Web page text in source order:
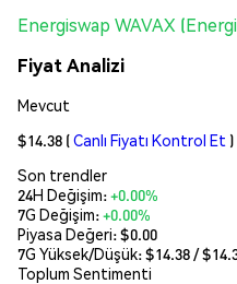
Energiswap WAVAX
Fiyat Analizi
Mevcut
$14.38 (Canlı Fiyatı Kontrol Et )
Son trendler
24H Değişim:+0.00%
7G Değişim:+0.00%
Piyasa Değeri:$0.00
7G Yüksek/Düşük: $14.38/ $
Toplum Sentimenti